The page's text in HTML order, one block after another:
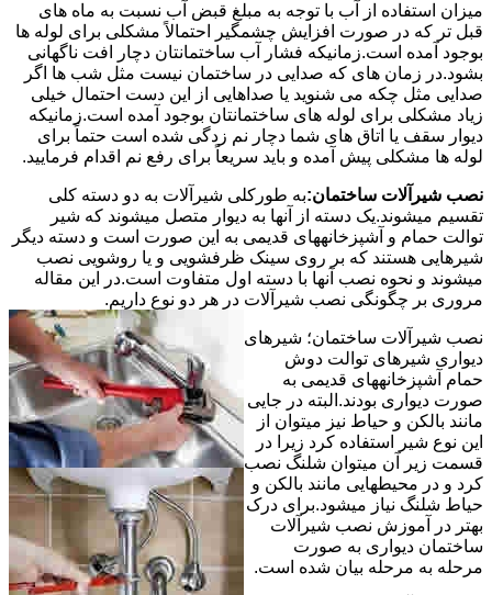
میزان استفاده از آب با توجه به مبلغ قبض آب نسبت به ماه های
قبل تر که در صورت افزایش چشمگیر احتمالاً مشکلی برای لوله ها
بوجود آمده است.زمانیکه فشار آب ساختمانتان دچار افت ناگهانی
بشود.در زمان های که صدایی در ساختمان نیست مثل شب ها اگر
صدایی مثل چکه می شنوید یا صداهایی از این دست احتمال خیلی
زیاد مشکلی برای لوله های ساختمانتان بوجود آمده است.زمانیکه
دیوار سقف یا اتاق های شما دچار نم زدگی شده است حتماً برای
لوله ها مشکلی پیش آمده و باید سریعاً برای رفع نم اقدام فرمایید.
نصب شیرآلات ساختمان:به طورکلی شیرآلات به دو دسته کلی
تقسیم میشوند.یک دسته از آنها به دیوار متصل میشوند که شیر
توالت حمام و آشپزخانههای قدیمی به این صورت است و دسته دیگر
شیرهایی هستند که بر روی سینک ظرفشویی و یا روشویی نصب
میشوند و نحوه نصب آنها با دسته اول متفاوت است.در این مقاله
مروری بر چگونگی نصب شیرآلات در هر دو نوع داریم.
نصب شیرآلات ساختمان؛ شیرهای
دیواری شیرهای توالت دوش
حمام آشپزخانههای قدیمی به
صورت دیواری بودند.البته در جایی
مانند بالکن و حیاط نیز میتوان از
این نوع شیر استفاده کرد زیرا در
قسمت زیر آن میتوان شلنگ نصب
کرد و در محیطهایی مانند بالکن و
حیاط شلنگ نیاز میشود.برای درک
بهتر در آموزش نصب شیرآلات
ساختمان دیواری به صورت
مرحله به مرحله بیان شده است.